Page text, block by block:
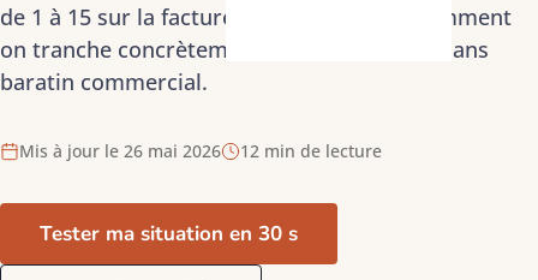
de 1 à 15 sur la facture mensuelle. Voici comment
on tranche concrètement avec nos clients, sans
baratin commercial.
Mis à jour le 26 mai 2026 12 min de lecture
Tester ma situation en 30 s